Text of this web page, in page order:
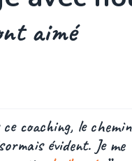
aimé
ce coaching, le chemin
évident. Je me